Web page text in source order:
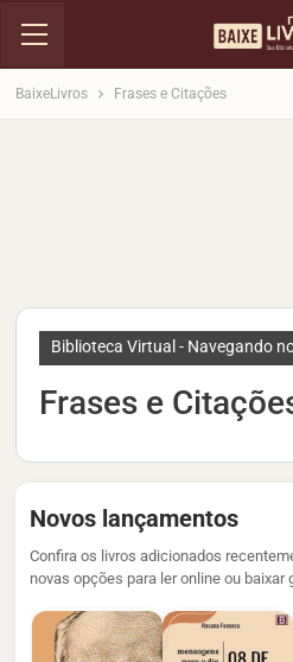
BaixeLivros Frases e Citações
Biblioteca Virtual - Navegando
Frases e
Novos lançamentos
Confira os livros adicionados
novas opções para ler online ou baixar